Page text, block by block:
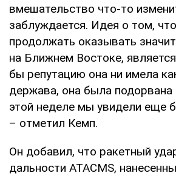
вмешательство что-то
заблуждается. Идея о том,
продолжать оказывать
на Ближнем Востоке,
бы репутацию она ни имела
держава, она была подорвана
этой неделе мы увидели еще
– отметил Кемп.
Он добавил, что ракетный
дальности ATACMS,